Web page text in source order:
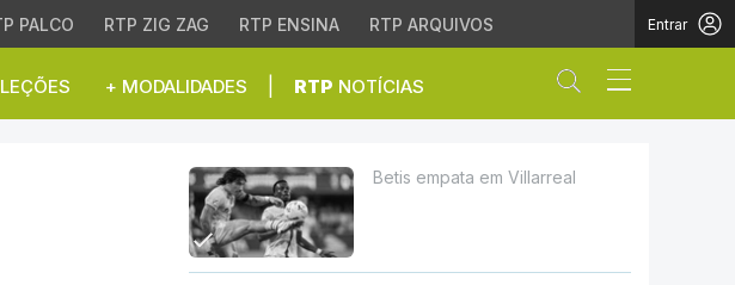
PALCO RTP ZIG ZAG RTP ENSINA RTP ARQUIVOS Entrar
+ MODALIDADES RTP NOTÍCIAS Abrir campo
Betis empata em Villarreal